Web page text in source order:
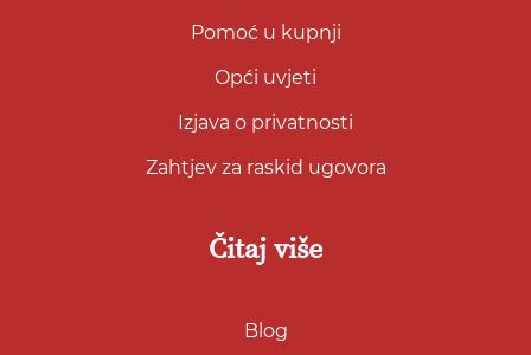
Pomoć u kupnji
Opći uvjeti
Izjava o privatnosti
Zahtjev za raskid ugovora
Čitaj više
Blog